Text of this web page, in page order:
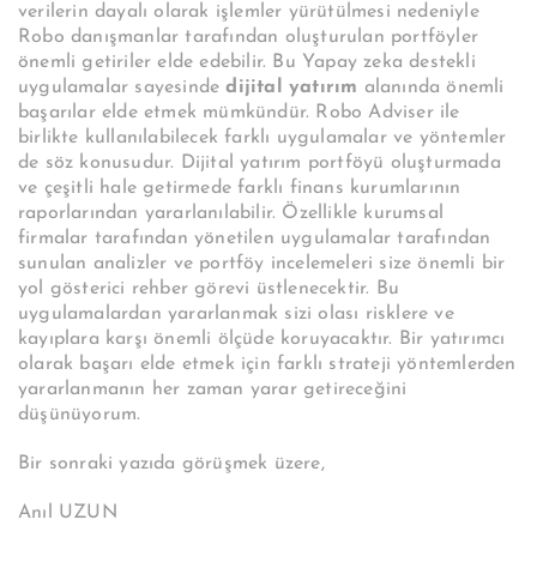
verilerin dayalı olarak işlemler yürütülmesi nedeniyle
Robo danışmanlar tarafından oluşturulan portföyler
önemli getiriler elde edebilir. Bu Yapay zeka destekli
uygulamalar sayesindedijital yatırım alanında önemli
başarılar elde etmek mümkündür. Robo Adviser ile
birlikte kullanılabilecek farklı uygulamalar ve yöntemler
de söz konusudur. Dijital yatırım portföyü oluşturmada
ve çeşitli hale getirmede farklı finans kurumlarının
raporlarından yararlanılabilir. Özellikle kurumsal
firmalar tarafından yönetilen uygulamalar tarafından
sunulan analizler ve portföy incelemeleri size önemli bir
yol gösterici rehber görevi üstlenecektir. Bu
uygulamalardan yararlanmak sizi olası risklere ve
kayıplara karşı önemli ölçüde koruyacaktır. Bir yatırımcı
olarak başarı elde etmek için farklı strateji yöntemlerden
yararlanmanın her zaman yarar getireceğini
düşünüyorum.
Bir sonraki yazıda görüşmek üzere,
Anıl UZUN